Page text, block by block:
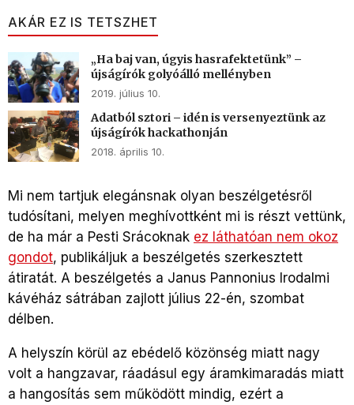
AKÁR EZ IS TETSZHET
„Ha baj van, úgyis hasrafektetünk” –
újságírók golyóálló mellényben
2019. július 10.
Adatból sztori – idén is versenyeztünk az
újságírók hackathonján
2018. április 10.
Mi nem tartjuk elegánsnak olyan beszélgetésről
tudósítani, melyen meghívottként mi is részt vettünk,
de ha már a Pesti Srácoknak ez láthatóan nem okoz
gondot, publikáljuk a beszélgetés szerkesztett
átiratát. A beszélgetés a Janus Pannonius Irodalmi
kávéház sátrában zajlott július 22-én, szombat
délben.
A helyszín körül az ebédelő közönség miatt nagy
volt a hangzavar, ráadásul egy áramkimaradás miatt
a hangosítás sem működött mindig, ezért a